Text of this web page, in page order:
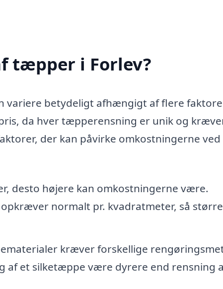
tæpper i Forlev?
variere betydeligt afhængigt af flere
da hver tæpperensning er unik og
der kan påvirke omkostningerne ved
desto højere kan omkostningerne være.
normalt pr. kvadratmeter, så
kræver forskellige
af et silketæppe være dyrere end rensning